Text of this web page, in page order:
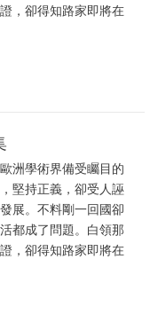
，卻得知路家即將在
洲學術界備受矚目的
堅持正義，卻受人誣
展。不料剛一回國卻
都成了問題。白領那
，卻得知路家即將在